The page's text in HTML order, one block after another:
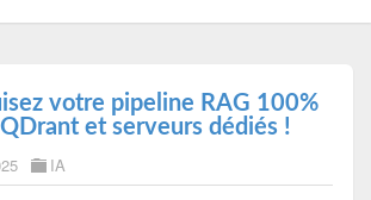
votre pipeline RAG 100%
et serveurs dédiés !
IA